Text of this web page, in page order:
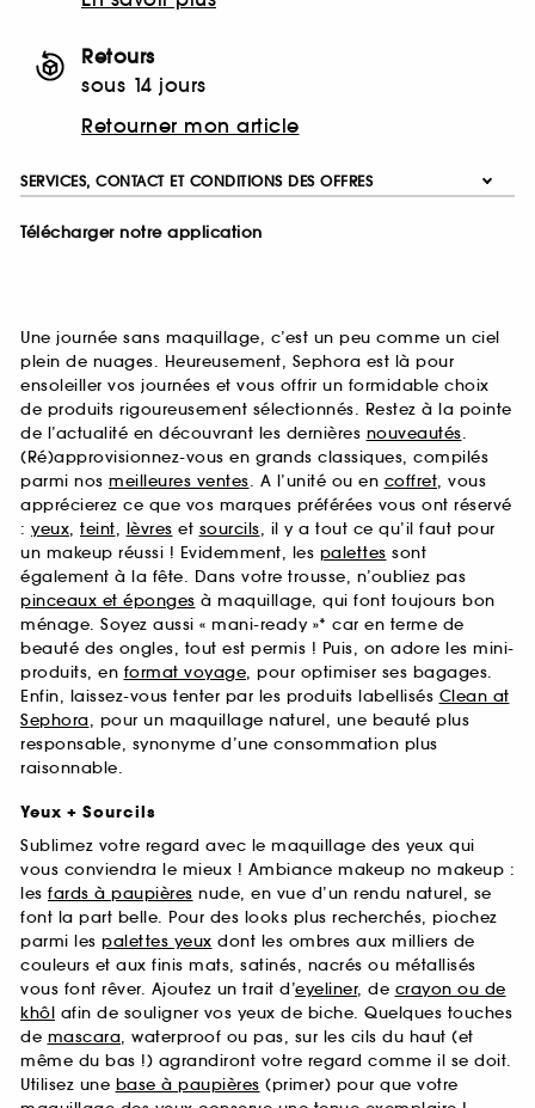
Retours
sous 14 jours
Retourner mon article
SERVICES, CONTACT ET CONDITIONS DES OFFRES
Télécharger notre application
Une journée sans maquillage, c’est un peu comme un ciel
plein de nuages. Heureusement, Sephora est là pour
ensoleiller vos journées et vous offrir un formidable choix
de produits rigoureusement sélectionnés. Restez à la pointe
de l’actualité en découvrant les dernières nouveautés.
(Ré)approvisionnez-vous en grands classiques, compilés
parmi nos meilleures ventes. A l’unité ou en coffret, vous
apprécierez ce que vos marques préférées vous ont réservé
: yeux, teint, lèvres et sourcils, il y a tout ce qu’il faut pour
un makeup réussi ! Evidemment, les palettes sont
également à la fête. Dans votre trousse, n’oubliez pas
pinceaux et éponges à maquillage, qui font toujours bon
ménage. Soyez aussi « mani-ready »* car en terme de
beauté des ongles, tout est permis ! Puis, on adore les mini-
produits, en format voyage, pour optimiser ses bagages.
Enfin, laissez-vous tenter par les produits labellisés Clean at
Sephora, pour un maquillage naturel, une beauté plus
responsable, synonyme d’une consommation plus
raisonnable.
Yeux + Sourcils
Sublimez votre regard avec le maquillage des yeux qui
vous conviendra le mieux ! Ambiance makeup no makeup :
les fards à paupières nude, en vue d’un rendu naturel, se
font la part belle. Pour des looks plus recherchés, piochez
parmi les palettes yeux dont les ombres aux milliers de
couleurs et aux finis mats, satinés, nacrés ou métallisés
vous font rêver. Ajoutez un trait d’eyeliner, de crayon ou de
khôl afin de souligner vos yeux de biche. Quelques touches
de mascara, waterproof ou pas, sur les cils du haut (et
même du bas !) agrandiront votre regard comme il se doit.
Utilisez une base à paupières (primer) pour que votre